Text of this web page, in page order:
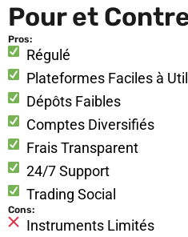
Pour et
Pros:
Régulé
Plateformes Faciles à
Dépôts Faibles
Comptes Diversifiés
Frais Transparent
24/7 Support
Trading Social
Cons:
Instruments Limités